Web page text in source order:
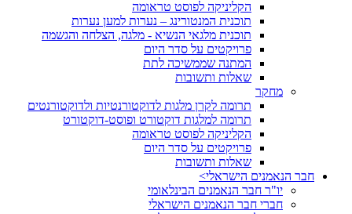
הקליניקה לפוסט טראומה
תוכנית המנטורינג – נערות למען נערות
תוכנית מלגאי הנשיא - מלגה, הצלחה והגשמה
פרויקטים על סדר היום
המתנה שממשיכה לתת
שאלות ותשובות
מחקר
תרומה לקרן מלגות לדוקטורנטיות ולדוקטורנטים
תרומה למלגות דוקטורט ופוסט-דוקטורט
הקליניקה לפוסט טראומה
פרויקטים על סדר היום
שאלות ותשובות
חבר הנאמנים הישראלי>
יו"ר חבר הנאמנים הבינלאומי
חברי חבר הנאמנים הישראלי